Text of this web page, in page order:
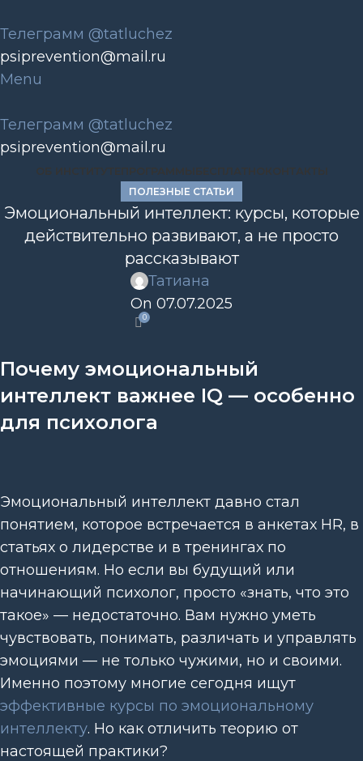
Телеграмм @tatluchez
psiprevention@mail.ru
Menu
Телеграмм @tatluchez
psiprevention@mail.ru
ОБ ИНСТИТУТЕПРОГРАММЫБЕСПЛАТНОКОНТАКТЫ
ПОЛЕЗНЫЕ СТАТЬИ
Эмоциональный интеллект: курсы, которые
действительно развивают, а не просто
рассказывают
Татиана
On 07.07.2025
0
Почему эмоциональный
интеллект важнее IQ — особенно
для психолога
Эмоциональный интеллект давно стал
понятием, которое встречается в анкетах HR, в
статьях о лидерстве и в тренингах по
отношениям. Но если вы будущий или
начинающий психолог, просто «знать, что это
такое» — недостаточно. Вам нужно уметь
чувствовать, понимать, различать и управлять
эмоциями — не только чужими, но и своими.
Именно поэтому многие сегодня ищут
эффективные курсы по эмоциональному
интеллекту. Но как отличить теорию от
настоящей практики?